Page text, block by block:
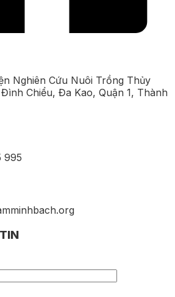
Nghiên Cứu Nuôi Trồng Thủy
Chiểu, Đa Kao, Quận 1, Thành
995